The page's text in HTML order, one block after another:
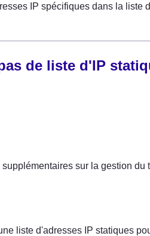
IP spécifiques dans la liste
de liste d'IP
sur la gestion du
liste d'adresses IP statiques